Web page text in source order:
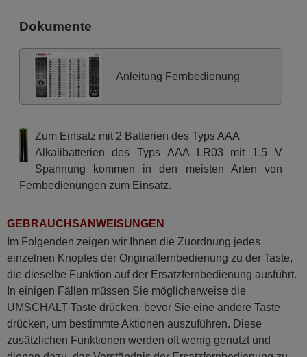
Toshiba 22AV615DB
Toshiba 23 EL 934 G
Toshiba 2503SFZ
Toshiba 26 AV 605 PB
Toshiba 26 AV 605 PG
Toshiba 26 AV 605 PR
Toshiba 26 AV 615 DB
Toshiba 26 AV 733 F
Toshiba 26 AV 733 G
Toshiba 26 EL 833 G
Toshiba 26 EL 834 G
Toshiba 26 EL 933 G
Toshiba 26 SL 738 G
Toshiba 32 AV 605 PB
Toshiba 32 AV 605 PG
Toshiba 32 AV 607 PG
Toshiba 32 AV 615 DB
Toshiba 32 AV 615 DG
Toshiba 32 AV 635 D
Toshiba 32 AV 733 F
Toshiba 32 AV 833 G
Toshiba 32 AV 933 G
Toshiba 32 DB 833 G
Toshiba 32 EL 833 G
Toshiba 32 HL 833 F
Dokumente
Anleitung Fernbedienung
Zum Einsatz mit 2 Batterien des Typs AAA
Alkalibatterien des Typs AAA LR03 mit 1,5 V
Spannung kommen in den meisten Arten von
Fernbedienungen zum Einsatz.
GEBRAUCHSANWEISUNGEN
Im Folgenden zeigen wir Ihnen die Zuordnung jedes
einzelnen Knopfes der Originalfernbedienung zu der Taste,
die dieselbe Funktion auf der Ersatzfernbedienung ausführt.
In einigen Fällen müssen Sie möglicherweise die
UMSCHALT-Taste drücken, bevor Sie eine andere Taste
drücken, um bestimmte Aktionen auszuführen. Diese
zusätzlichen Funktionen werden oft wenig genutzt und